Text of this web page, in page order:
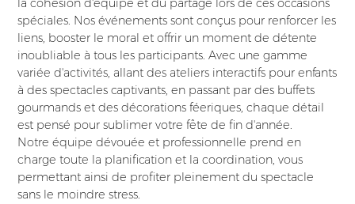
la cohésion d'équipe et du partage lors de ces occasions
spéciales. Nos événements sont conçus pour renforcer les
liens, booster le moral et offrir un moment de détente
inoubliable à tous les participants. Avec une gamme
variée d'activités, allant des ateliers interactifs pour enfants
à des spectacles captivants, en passant par des buffets
gourmands et des décorations féeriques, chaque détail
est pensé pour sublimer votre fête de fin d'année.
Notre équipe dévouée et professionnelle prend en
charge toute la planification et la coordination, vous
permettant ainsi de profiter pleinement du spectacle
sans le moindre stress.